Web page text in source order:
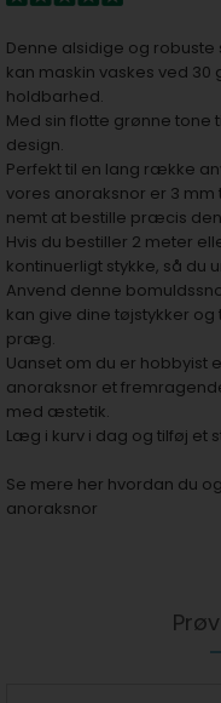
Denne alsidige og robuste
kan maskin vaskes ved
holdbarhed.
Med sin flotte grønne tone
design.
Perfekt til en lang række
vores anoraksnor er 3
nemt at bestille præcis
Hvis du bestiller 2 meter
kontinuerligt stykke, så du
Anvend denne
kan give dine tøjstykker
præg.
Uanset om du er hobbyist
anoraksnor et
med æstetik.
Læg i kurv i dag og tilføj et
Se mere her hvordan du
anoraksnor